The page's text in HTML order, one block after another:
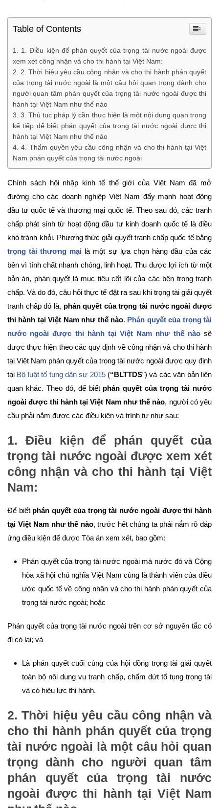
Table of Contents
1. Điều kiện để phán quyết của trọng tài nước ngoài được
xem xét công nhận và cho thi hành tại Việt Nam:
2. Thời hiệu yêu cầu công nhận và cho thi hành phán quyết
của trọng tài nước ngoài là một câu hỏi quan trọng dành cho
người quan tâm phán quyết của trọng tài nước ngoài được thi
hành tại Việt Nam như thế nào
3. Thủ tục pháp lý cần thực hiện là một nội dung quan trọng
kế tiếp để biết phán quyết của trọng tài nước ngoài được thi
hành tại Việt Nam như thế nào
4. Thẩm quyền yêu cầu công nhận và cho thi hành tại Việt
Nam phán quyết của trọng tài nước ngoài
Chính sách hội nhập kinh tế thế giới của Việt Nam đã mở
đường cho các doanh nghiệp Việt Nam đẩy mạnh hoạt động
đầu tư quốc tế và thương mại quốc tế. Theo sau đó, các tranh
chấp phát sinh từ hoạt động đầu tư kinh doanh quốc tế là điều
khó tránh khỏi. Phương thức giải quyết tranh chấp quốc tế bằng
trọng tài thương mại là một sự lựa chọn hàng đầu của các
bên vì tính chất nhanh chóng, linh hoạt. Thu được lợi ích từ một
bản án, phán quyết là mục tiêu cốt lõi của các bên trong tranh
chấp. Và do đó, câu hỏi thực tế đặt ra sau khi trọng tài giải quyết
tranh chấp đó là, phán quyết của trọng tài nước ngoài được
thi hành tại Việt Nam như thế nào. Phán quyết của trọng tài
nước ngoài được thi hành tại Việt Nam như thế nàosẽ
được thực hiện theo các quy định về công nhận và cho thi hành
tại Việt Nam phán quyết của trọng tài nước ngoài được quy định
tại Bộ luật tố tụng dân sự 2015(“BLTTDS”) và các văn bản liên
quan khác. Theo đó, để biết phán quyết của trọng tài nước
ngoài được thi hành tại Việt Nam như thế nào, người có yêu
cầu phải nắm được các điều kiện và trình tự như sau:
1. Điều kiện để phán quyết của
trọng tài nước ngoài được xem xét
công nhận và cho thi hành tại Việt
Nam:
Để biết phán quyết của trọng tài nước ngoài được thi hành
tại Việt Nam như thế nào, trước hết chúng ta phải nắm rõ đáp
ứng điều kiện để được Tòa án xem xét, bao gồm:
Phán quyết của trọng tài nước ngoài mà nước đó và Cộng
hòa xã hội chủ nghĩa Việt Nam cùng là thành viên của điều
ước quốc tế về công nhận và cho thi hành phán quyết của
trọng tài nước ngoài; hoặc
Phán quyết của trọng tài nước ngoài trên cơ sở nguyên tắc có
đi có lại; và
Là phán quyết cuối cùng của hội đồng trọng tài giải quyết
toàn bộ nội dung vụ tranh chấp, chấm dứt tố tụng trọng tài
và có hiệu lực thi hành.
2. Thời hiệu yêu cầu công nhận và
cho thi hành phán quyết của trọng
tài nước ngoài là một câu hỏi quan
trọng dành cho người quan tâm
phán quyết của trọng tài nước
ngoài được thi hành tại Việt Nam